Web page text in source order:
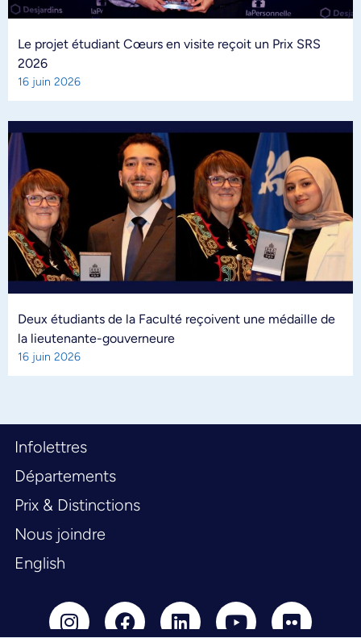
Le projet étudiant Cœurs en visite reçoit un Prix SRS
2026
16 juin 2026
Deux étudiants de la Faculté reçoivent une médaille de
la lieutenante-gouverneure
16 juin 2026
Infolettres
Départements
Prix & Distinctions
Nous joindre
English